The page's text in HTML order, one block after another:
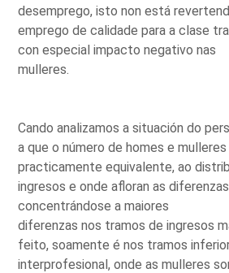
desemprego, isto non está
emprego de calidade para a clase
con especial impacto negativo nas
mulleres.
Cando analizamos a situación do
a que o número de homes e
practicamente equivalente, ao
ingresos e onde afloran as
concentrándose a maiores
diferenzas nos tramos de ingresos
feito, soamente é nos tramos
interprofesional, onde as mulleres